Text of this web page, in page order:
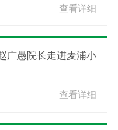
查看详细
广愚院长走进麦浦小
查看详细